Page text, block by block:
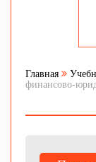
Главная
финансово-